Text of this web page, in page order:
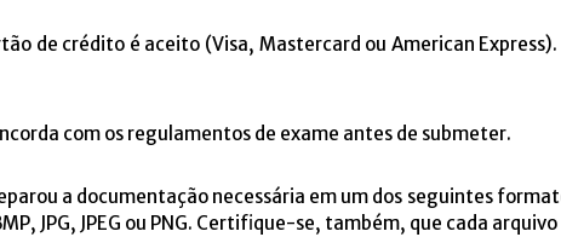
de crédito é aceito (Visa, Mastercard ou American
com os regulamentos de exame antes de submeter.
a documentação necessária em um dos seguintes
JPG, JPEG ou PNG. Certifique-se, também, que cada